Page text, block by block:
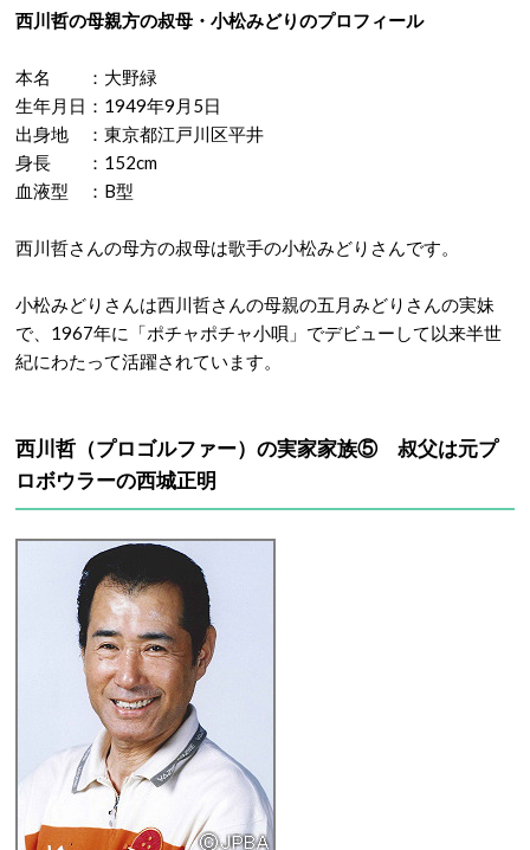
西川哲の母親方の叔母・小松みどりのプロフィール
本名 ：大野緑
生年月日：1949年9月5日
出身地 ：東京都江戸川区平井
身長 ：152cm
血液型 ：B型
西川哲さんの母方の叔母は歌手の小松みどりさんです。
小松みどりさんは西川哲さんの母親の五月みどりさんの実妹
で、1967年に「ポチャポチャ小唄」でデビューして以来半世
紀にわたって活躍されています。
西川哲（プロゴルファー）の実家家族⑤ 叔父は元プ
ロボウラーの西城正明